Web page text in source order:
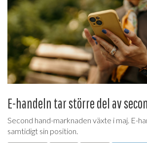
E-handeln tar större del av
Second hand-marknaden växte i maj. E-
samtidigt sin position.